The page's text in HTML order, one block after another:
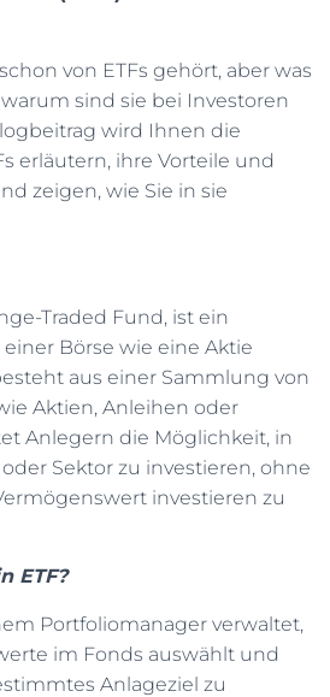
H
A
von ETFs gehört, aber was
sind sie bei Investoren
wird Ihnen die
erläutern, ihre Vorteile und
zeigen, wie Sie in sie
Traded Fund, ist ein
Börse wie eine Aktie
aus einer Sammlung von
Aktien, Anleihen oder
Anlegern die Möglichkeit, in
Sektor zu investieren, ohne
investieren zu
ETF?
Portfoliomanager verwaltet,
im Fonds auswählt und
Anlageziel zu